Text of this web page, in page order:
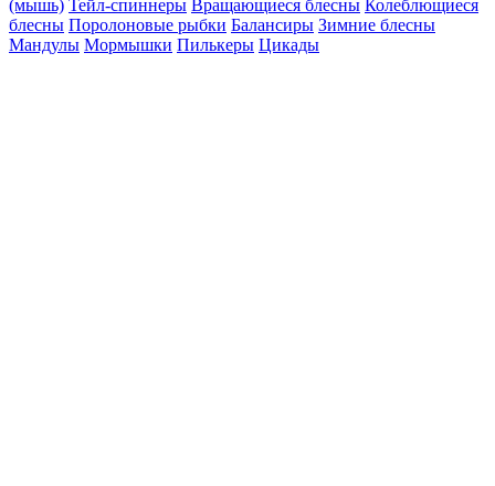
(мышь) Тейл-спиннеры Вращающиеся блесны Колеблющиеся
блесны Поролоновые рыбки Балансиры Зимние блесны
Мандулы Мормышки Пилькеры Цикады